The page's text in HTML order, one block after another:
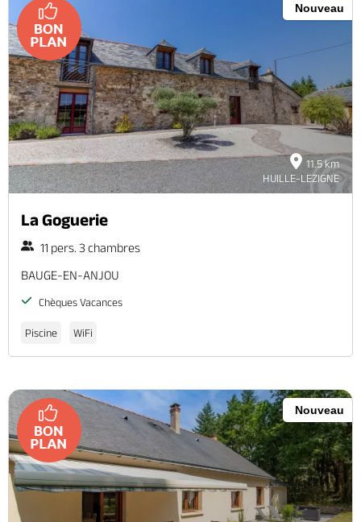
11.5 km
HUILLE-LEZIGNE
Nouveau
La Goguerie
11 pers. 3 chambres
BAUGE-EN-ANJOU
Chèques Vacances
Piscine WiFi
Nouveau